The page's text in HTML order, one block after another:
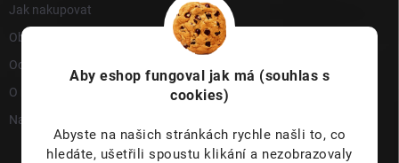
Aby eshop fungoval jak má (souhlas s
cookies)
Abyste na našich stránkách rychle našli to, co
hledáte, ušetřili spoustu klikání a nezobrazovaly
Jak nakupovat
Obchodní podmínky
Ochrana osobních údajů
O nás
Napište nám